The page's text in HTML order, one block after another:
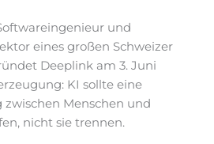
und
eines großen Schweizer
Deeplink am 3. Juni
KI sollte eine
Menschen und
nicht sie trennen.